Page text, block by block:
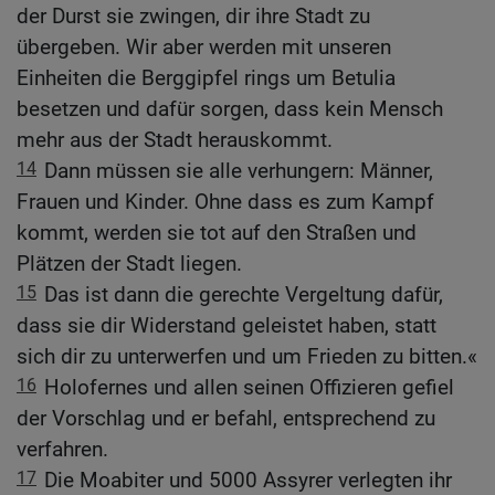
der Durst sie zwingen, dir ihre Stadt zu
übergeben. Wir aber werden mit unseren
Einheiten die Berggipfel rings um Betulia
besetzen und dafür sorgen, dass kein Mensch
mehr aus der Stadt herauskommt.
14 Dann müssen sie alle verhungern: Männer,
Frauen und Kinder. Ohne dass es zum Kampf
kommt, werden sie tot auf den Straßen und
Plätzen der Stadt liegen.
15 Das ist dann die gerechte Vergeltung dafür,
dass sie dir Widerstand geleistet haben, statt
sich dir zu unterwerfen und um Frieden zu bitten.«
16 Holofernes und allen seinen Offizieren gefiel
der Vorschlag und er befahl, entsprechend zu
verfahren.
17 Die Moabiter und 5000 Assyrer verlegten ihr